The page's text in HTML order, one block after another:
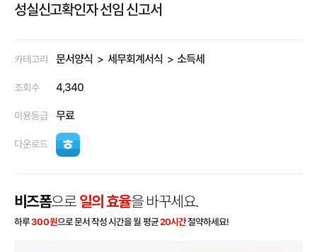
성실신고확인자 선임 신고서
카테고리 문서양식 세무회계서식 소득세
조회수 4,340
이용등급 무료
다운로드
비즈폼으로 일의 효율을 바꾸세요.
하루300원으로 문서 작성 시간을 월 평균20시간절약하세요!